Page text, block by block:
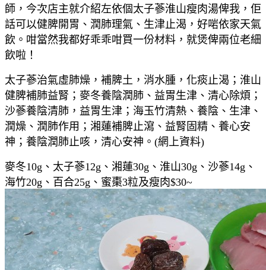
師，今次店主就介紹左依個太子蔘淮山瘦肉湯俾我，佢
話可以健脾開胃、潤肺理氣、生津止渴，好啱依家天氣
飲。咁當然我都好乖乖咁買一份材料，就煲俾兩位老細
飲啦！
太子蔘治氣虛肺燥，補脾土，消水腫，化痰止渴；淮山
健脾補肺益腎；麥冬養陰潤肺、益胃生津、清心除煩；
沙蔘養陰清肺，益胃生津；海玉竹清熱、養陰、生津、
潤燥、潤肺作用；湘蓮補脾止瀉、益腎固精、養心安
神；養陰潤肺止咳，清心安神。(網上資料)
麥冬10g、太子蔘12g、湘蓮30g、淮山30g、沙蔘14g、
海竹20g、百合25g、蜜棗3粒及瘦肉$30~